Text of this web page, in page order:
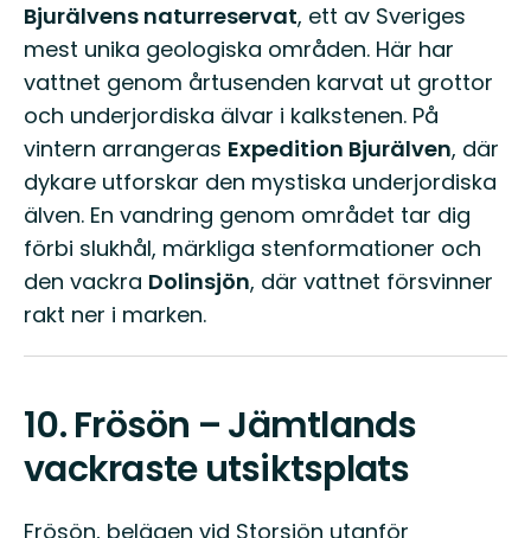
Bjurälvens naturreservat, ett av Sveriges
mest unika geologiska områden. Här har
vattnet genom årtusenden karvat ut grottor
och underjordiska älvar i kalkstenen. På
vintern arrangeras Expedition Bjurälven, där
dykare utforskar den mystiska underjordiska
älven. En vandring genom området tar dig
förbi slukhål, märkliga stenformationer och
den vackra Dolinsjön, där vattnet försvinner
rakt ner i marken.
10.Frösön – Jämtlands
vackraste utsiktsplats
Frösön, belägen vid Storsjön utanför